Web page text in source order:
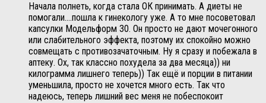
Начала полнеть, когда стала ОК принимать. А диеты не
помогали….пошла к гинекологу уже. А то мне посоветовал
капсулки Модельформ 30. Он просто не дают мочегонного
или слабительного эффекта, поэтому их спокойно можно
совмещать с противозачаточным. Ну я сразу и побежала в
аптеку. Ох, так классно похудела за два месяца)) ни
килограмма лишнего теперь)) Так ещё и порции в питании
уменьшила, просто не хочется много есть. Так что
надеюсь, теперь лишний вес меня не побеспокоит